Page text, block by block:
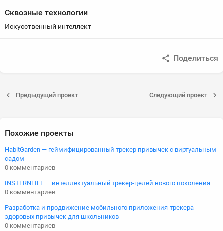
Сквозные технологии
Искусственный интеллект
Поделиться
Предыдущий проект Следующий проект
Похожие проекты
HabitGarden — геймифицированный трекер привычек с виртуальным
садом
0 комментариев
INSTERNLIFE — интеллектуальный трекер-целей нового поколения
0 комментариев
Разработка и продвижение мобильного приложения-трекера
здоровых привычек для школьников
0 комментариев